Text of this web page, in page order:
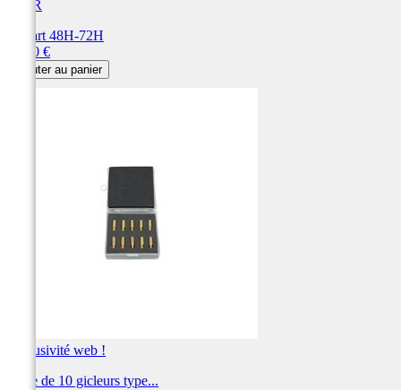
BIHR
Départ 48H-72H
19,20 €
Ajouter au panier
Exclusivité web !
Boite de 10 gicleurs type...